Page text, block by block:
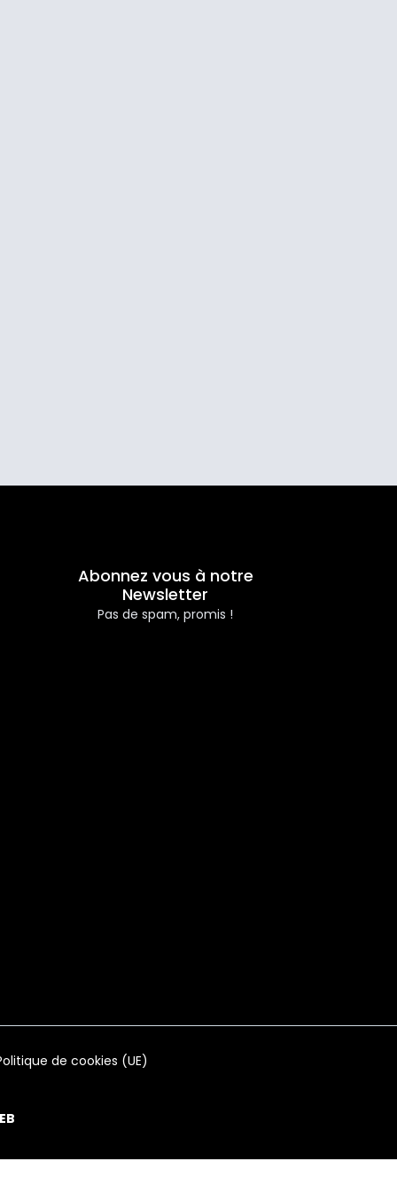
Abonnez vous à notre
Newsletter
Pas de spam, promis !
de cookies (UE)